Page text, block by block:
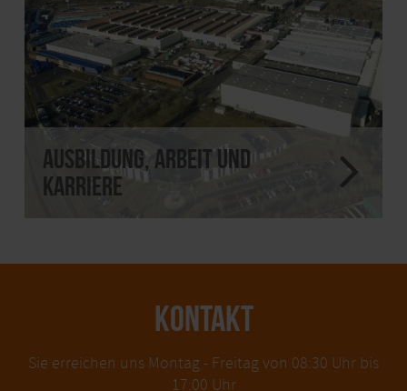
Ausbildung, Arbeit und
Karriere
KONTAKT
Sie erreichen uns Montag - Freitag von 08:30 Uhr bis
17:00 Uhr